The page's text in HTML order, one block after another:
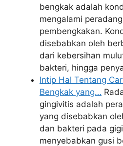
bengkak adalah
mengalami
pembengkakan.
disebabkan oleh
dari kebersihan
bakteri, hingga
Intip Hal Tentang
Bengkak yang…
gingivitis adalah
yang disebabkan
dan bakteri pada
menyebabkan gusi